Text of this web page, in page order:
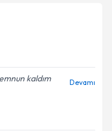
kaldım
Devamı